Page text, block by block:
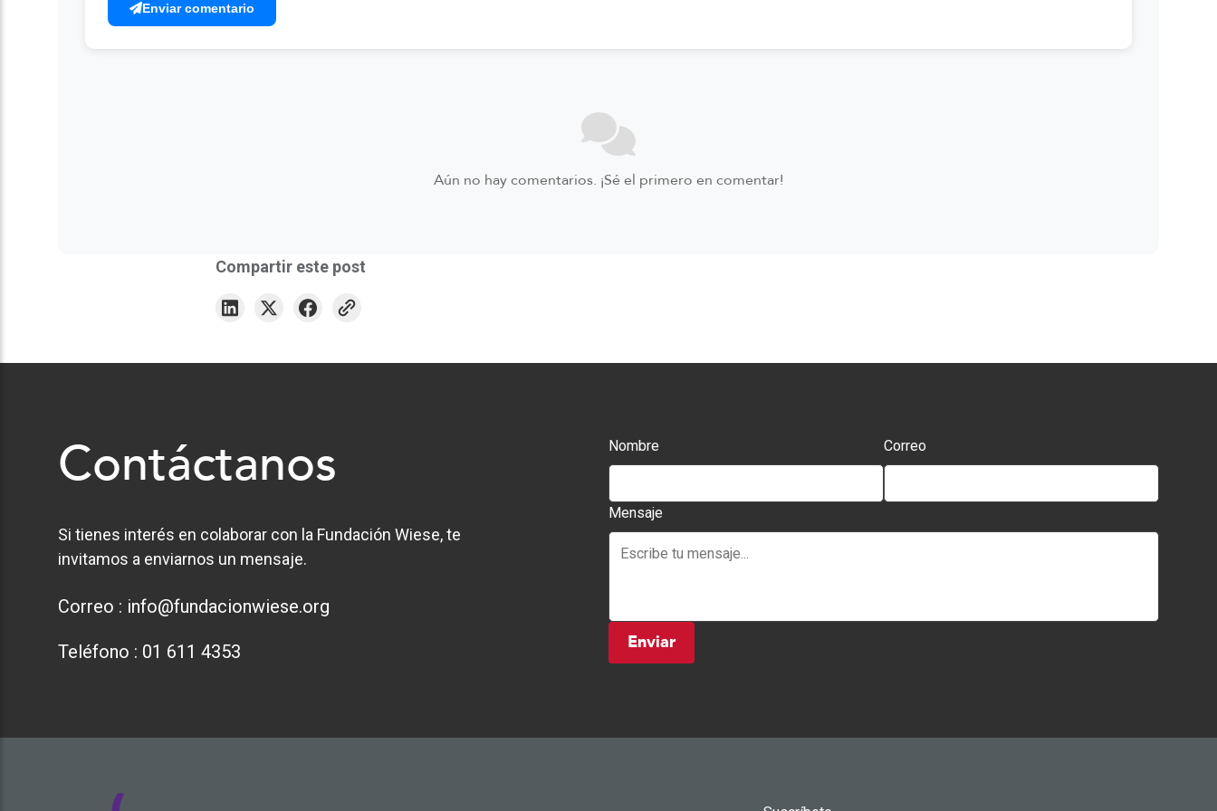
Enviar comentario
Aún no hay comentarios. ¡Sé el primero en comentar!
Compartir este post
Contáctanos
Si tienes interés en colaborar con la Fundación Wiese, te
invitamos a enviarnos un mensaje.
Correo : info@fundacionwiese.org
Teléfono : 01 611 4353
Nombre Correo
Mensaje
Enviar